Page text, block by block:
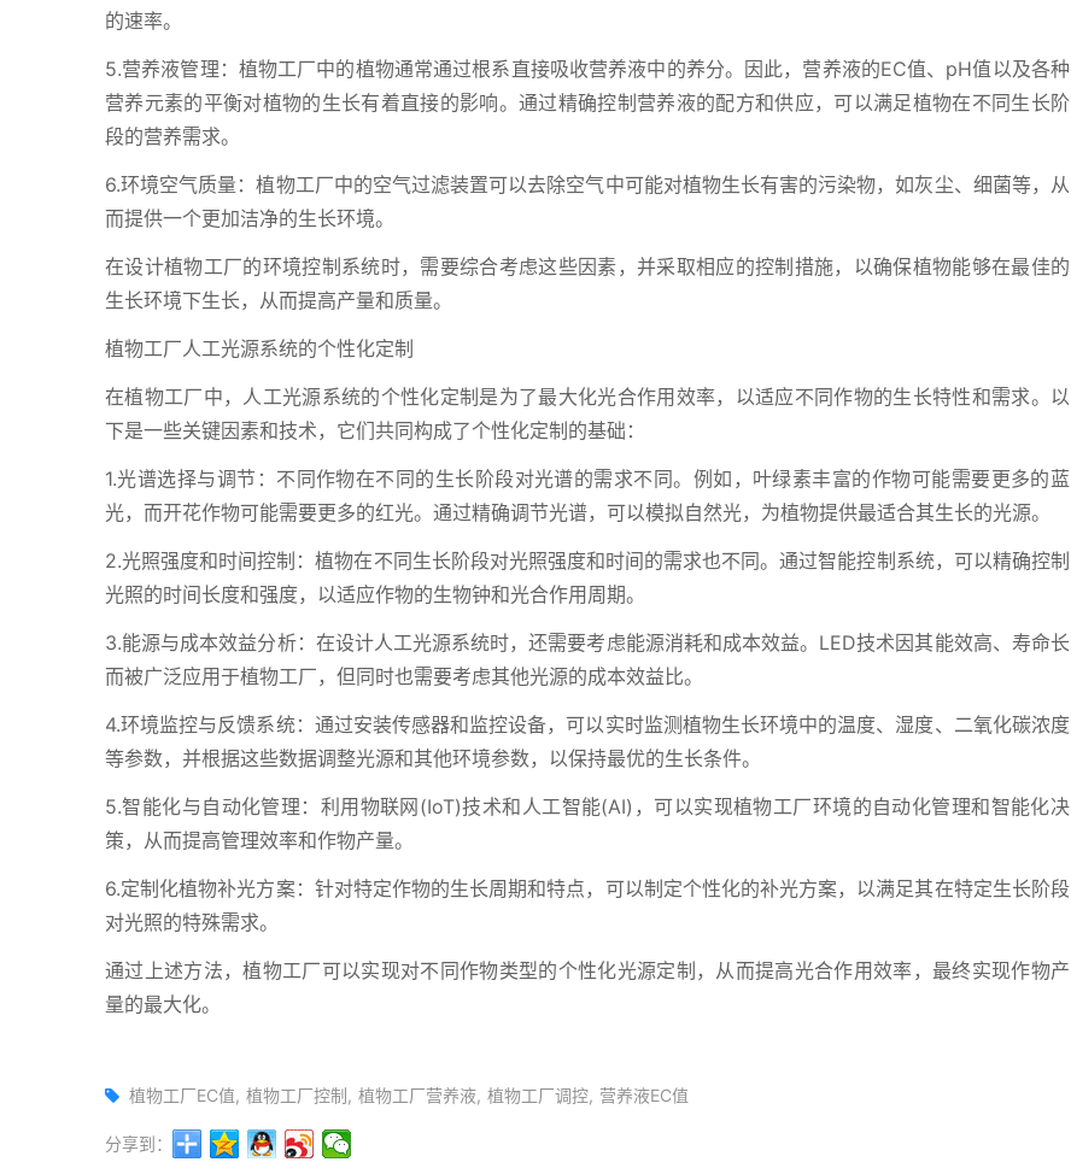
的速率。
5.营养液管理：植物工厂中的植物通常通过根系直接吸收营养液中的养分。因此，营养液的EC值、pH值以及各种
营养元素的平衡对植物的生长有着直接的影响。通过精确控制营养液的配方和供应，可以满足植物在不同生长阶
段的营养需求。
6.环境空气质量：植物工厂中的空气过滤装置可以去除空气中可能对植物生长有害的污染物，如灰尘、细菌等，从
而提供一个更加洁净的生长环境。
在设计植物工厂的环境控制系统时，需要综合考虑这些因素，并采取相应的控制措施，以确保植物能够在最佳的
生长环境下生长，从而提高产量和质量。
植物工厂人工光源系统的个性化定制
在植物工厂中，人工光源系统的个性化定制是为了最大化光合作用效率，以适应不同作物的生长特性和需求。以
下是一些关键因素和技术，它们共同构成了个性化定制的基础：
1.光谱选择与调节：不同作物在不同的生长阶段对光谱的需求不同。例如，叶绿素丰富的作物可能需要更多的蓝
光，而开花作物可能需要更多的红光。通过精确调节光谱，可以模拟自然光，为植物提供最适合其生长的光源。
2.光照强度和时间控制：植物在不同生长阶段对光照强度和时间的需求也不同。通过智能控制系统，可以精确控制
光照的时间长度和强度，以适应作物的生物钟和光合作用周期。
3.能源与成本效益分析：在设计人工光源系统时，还需要考虑能源消耗和成本效益。LED技术因其能效高、寿命长
而被广泛应用于植物工厂，但同时也需要考虑其他光源的成本效益比。
4.环境监控与反馈系统：通过安装传感器和监控设备，可以实时监测植物生长环境中的温度、湿度、二氧化碳浓度
等参数，并根据这些数据调整光源和其他环境参数，以保持最优的生长条件。
5.智能化与自动化管理：利用物联网(IoT)技术和人工智能(AI)，可以实现植物工厂环境的自动化管理和智能化决
策，从而提高管理效率和作物产量。
6.定制化植物补光方案：针对特定作物的生长周期和特点，可以制定个性化的补光方案，以满足其在特定生长阶段
对光照的特殊需求。
通过上述方法，植物工厂可以实现对不同作物类型的个性化光源定制，从而提高光合作用效率，最终实现作物产
量的最大化。
植物工厂EC值 植物工厂控制 植物工厂营养液 植物工厂调控 营养液EC值
分享到：